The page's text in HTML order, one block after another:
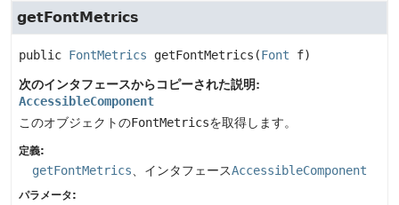
getFontMetrics
public FontMetrics getFontMetrics (Font f)
次のインタフェースからコピーされた説明:
AccessibleComponent
このオブジェクトのFontMetricsを取得します。
定義:
getFontMetrics 、インタフェースAccessibleComponent
パラメータ: